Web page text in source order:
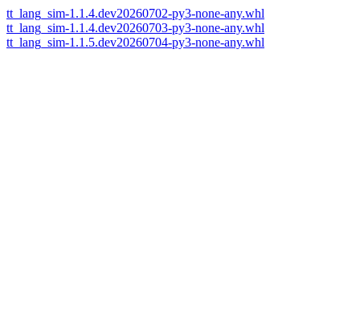
tt_lang_sim-1.1.4.dev20260702-py3-none-any.whl
tt_lang_sim-1.1.4.dev20260703-py3-none-any.whl
tt_lang_sim-1.1.5.dev20260704-py3-none-any.whl